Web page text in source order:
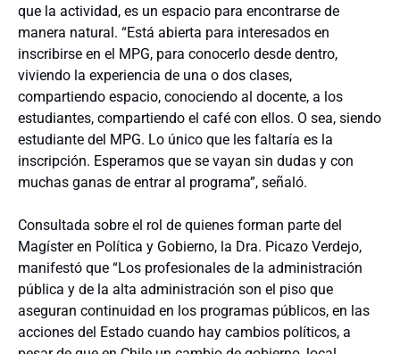
que la actividad, es un espacio para encontrarse de
manera natural. “Está abierta para interesados en
inscribirse en el MPG, para conocerlo desde dentro,
viviendo la experiencia de una o dos clases,
compartiendo espacio, conociendo al docente, a los
estudiantes, compartiendo el café con ellos. O sea, siendo
estudiante del MPG. Lo único que les faltaría es la
inscripción. Esperamos que se vayan sin dudas y con
muchas ganas de entrar al programa”, señaló.
Consultada sobre el rol de quienes forman parte del
Magíster en Política y Gobierno, la Dra. Picazo Verdejo,
manifestó que “Los profesionales de la administración
pública y de la alta administración son el piso que
aseguran continuidad en los programas públicos, en las
acciones del Estado cuando hay cambios políticos, a